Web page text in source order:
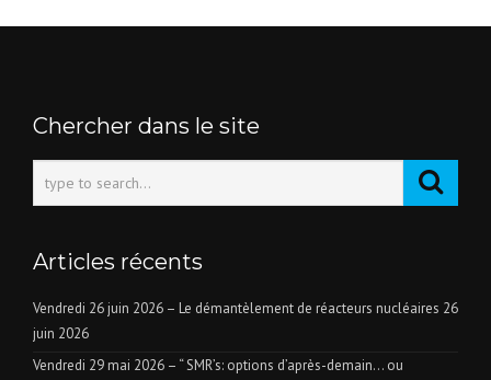
Chercher dans le site
Articles récents
Vendredi 26 juin 2026 – Le démantèlement de réacteurs nucléaires 26
juin 2026
Vendredi 29 mai 2026 – “ SMR’s: options d’après-demain… ou